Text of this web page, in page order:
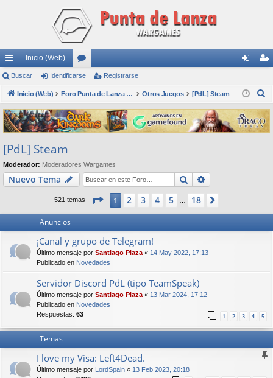
nl
ac
es
rá
pi
do
s
Inicio (Web)
or
os nti
fic
ar
ist
ra
rs
Buscar Identificarse Registrarse
Inicio (Web) Foro Punta de Lanza Wargames Otros Juegos [PdL] Steam
s
c
[PdL] Steam
Moderador: Moderadores Wargames
Nuevo Tema Buscar
521 temas Página de 18
1 2 3 4 5 18
Anuncios
¡Canal y grupo de Telegram!
Último mensaje por Santiago Plaza « 14 May 2022, 17:13
Publicado en Novedades
Servidor Discord PdL (tipo TeamSpeak)
Último mensaje por Santiago Plaza « 13 Mar 2024, 17:12
Publicado en Novedades
Respuestas: 63 1 2 3 4 5
Temas
I love my Visa: Left4Dead.
Último mensaje por LordSpain « 13 Feb 2023, 20:18